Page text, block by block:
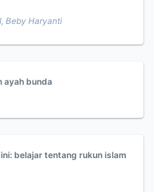
Beby Haryanti
ayah bunda
belajar tentang rukun islam